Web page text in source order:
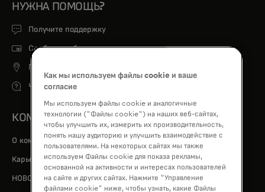
НУЖНА ПОМОЩЬ?
Получите поддержку
Сообщить об утере или краже карты
Поиск банкомата
Часто задаваемые вопросы
КОМПАНИЯ
О компании
Карьера opens in a new tab
НОВОСТИ
Как мы используем файлы cookie и ваше
согласие
Мы используем файлы cookie и аналогичные
технологии ("Файлы cookie") на наших веб-сайтах,
чтобы улучшить их, измерить их производительность,
понять нашу аудиторию и улучшить взаимодействие с
пользователями. На некоторых сайтах мы также
используем Файлы cookie для показа рекламы,
основанной на активности и интересах пользователей
на сайте и других сайтах. Нажмите "Управление
файлами cookie" ниже, чтобы узнать, какие Файлы